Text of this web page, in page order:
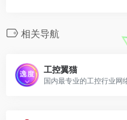
相关导航
工控翼猫